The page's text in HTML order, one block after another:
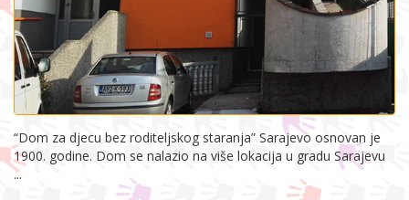
“Dom za djecu bez roditeljskog staranja” Sarajevo osnovan je
1900. godine. Dom se nalazio na više lokacija u gradu Sarajevu
...